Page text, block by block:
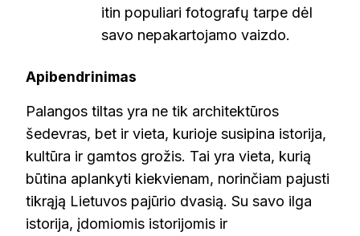
itin populiari fotografų tarpe dėl
savo nepakartojamo vaizdo.
Apibendrinimas
Palangos tiltas yra ne tik architektūros
šedevras, bet ir vieta, kurioje susipina istorija,
kultūra ir gamtos grožis. Tai yra vieta, kurią
būtina aplankyti kiekvienam, norinčiam pajusti
tikrąją Lietuvos pajūrio dvasią. Su savo ilga
istorija, įdomiomis istorijomis ir